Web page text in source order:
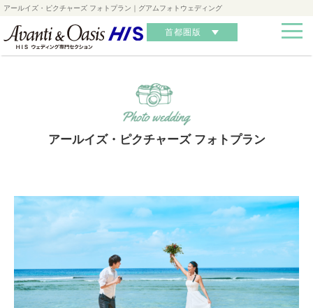
アールイズ・ピクチャーズ フォトプラン｜グアムフォトウェディング
首都圏版
アールイズ・ピクチャーズ フォトプラン